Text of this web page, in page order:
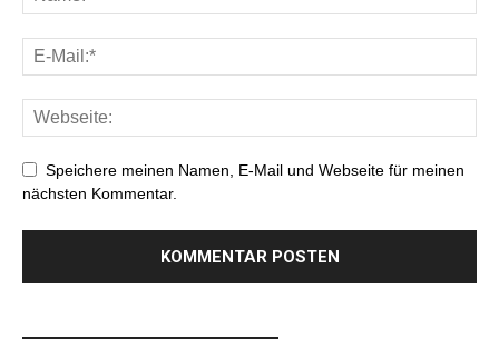
Speichere meinen Namen, E-Mail und Webseite für meinen
nächsten Kommentar.